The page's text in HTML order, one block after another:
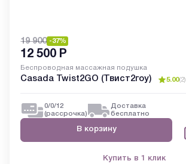
19 900 -37%
12 500 Р
Беспроводная массажная подушка
Casada Twist2GO (Твист2гоу) 5.00(2)
0/0/12
(рассрочка)
Доставка
бесплатно
В корзину
Купить в 1 клик